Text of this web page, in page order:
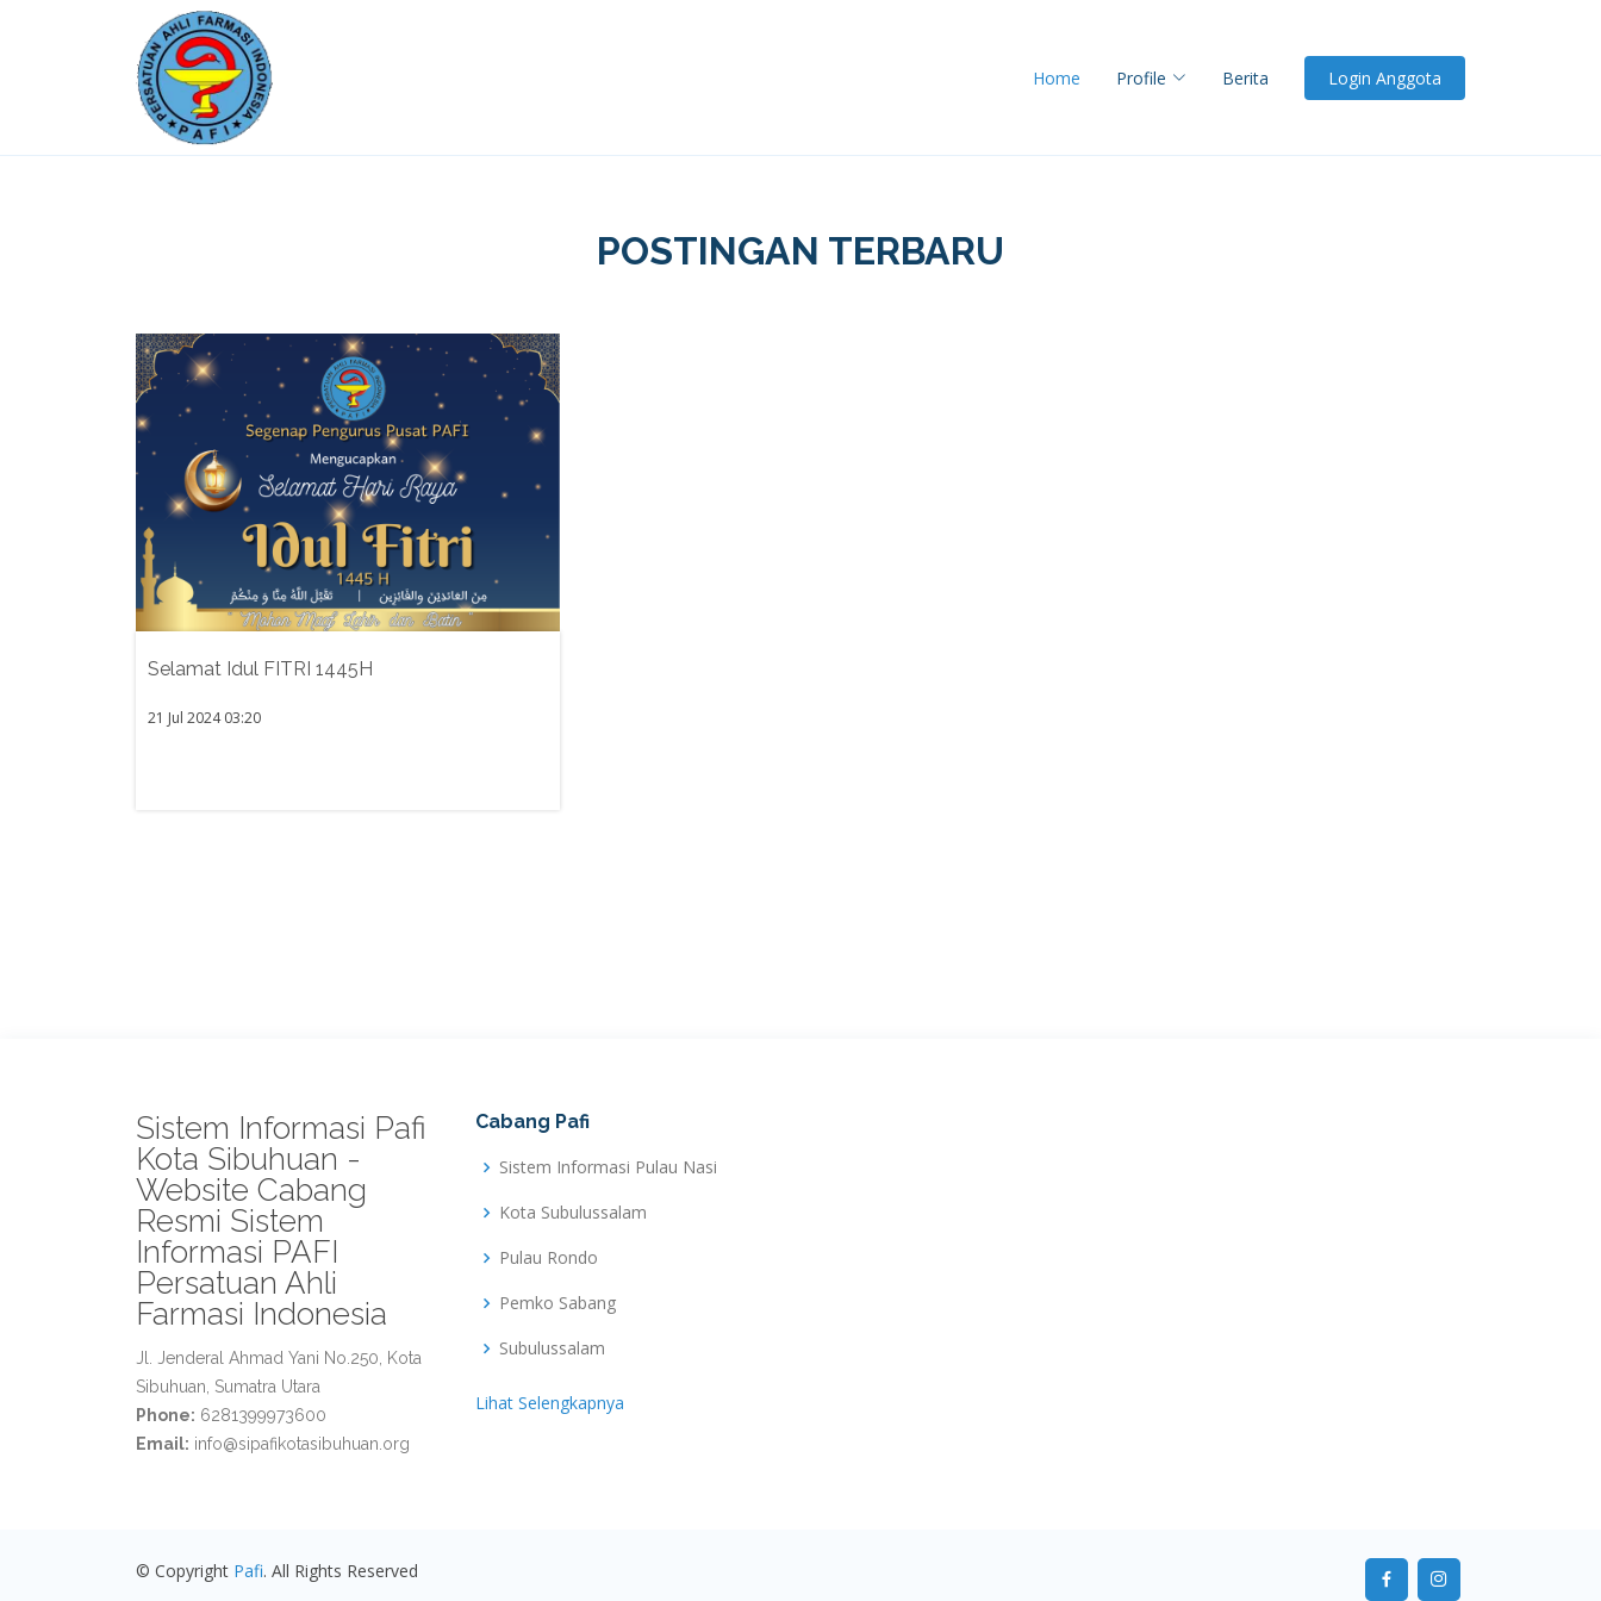
Home Profile Berita Login Anggota
POSTINGAN TERBARU
Selamat Idul FITRI 1445H
21 Jul 2024 03:20
Sistem Informasi Pafi
Kota Sibuhuan -
Website Cabang
Resmi Sistem
Informasi PAFI
Persatuan Ahli
Farmasi Indonesia
Jl. Jenderal Ahmad Yani No.250, Kota
Sibuhuan, Sumatra Utara
Phone: 6281399973600
Email: info@sipafikotasibuhuan.org
Cabang Pafi
Sistem Informasi Pulau Nasi
Kota Subulussalam
Pulau Rondo
Pemko Sabang
Subulussalam
Lihat Selengkapnya
© Copyright Pafi. All Rights Reserved